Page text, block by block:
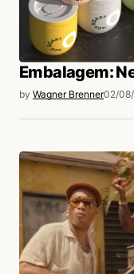
Embalagem:
by Wagner Brenner02/